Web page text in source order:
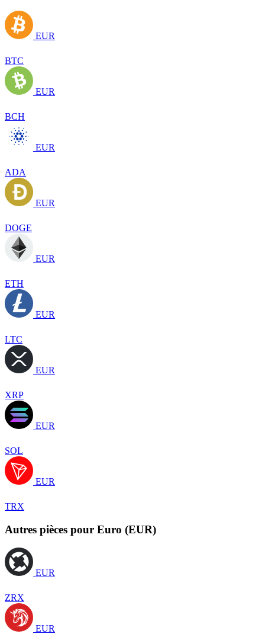
EUR
BTC
EUR
BCH
EUR
ADA
EUR
DOGE
EUR
ETH
EUR
LTC
EUR
XRP
EUR
SOL
EUR
TRX
Autres pièces pour Euro (EUR)
EUR
ZRX
EUR